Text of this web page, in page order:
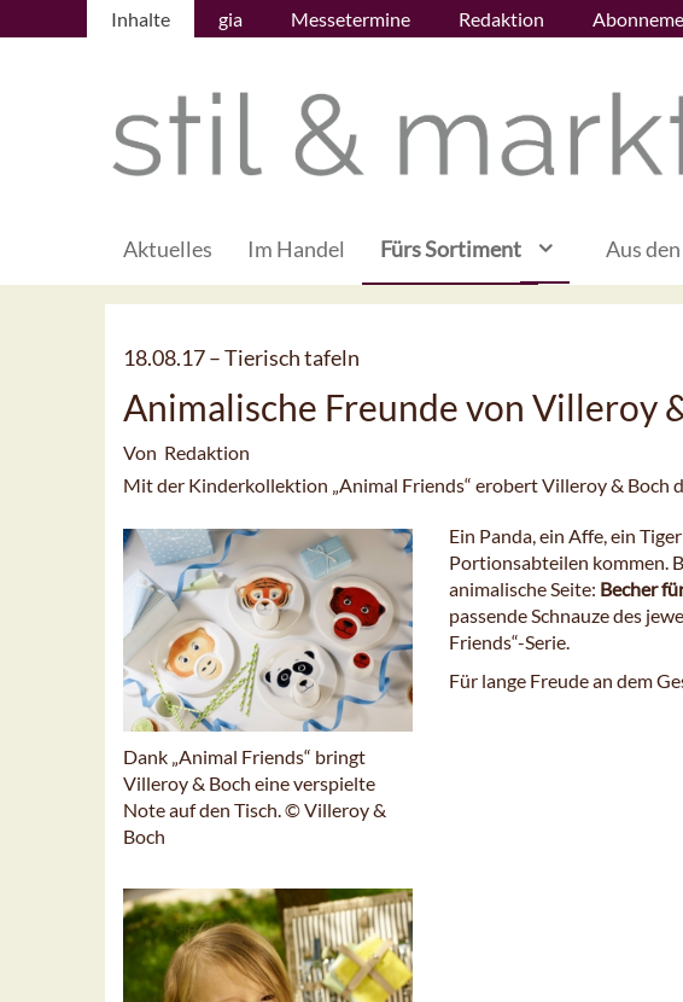
Inhalte gia Messetermine Redaktion
Aktuelles Im Handel Fürs Sortiment Aus
18.08.17 –Tierisch tafeln
Animalische Freunde von Villeroy
Von Redaktion
Mit der Kinderkollektion „Animal Friends“ erobert Villeroy & Boch
Dank „Animal Friends“ bringt
Villeroy & Boch eine verspielte
Note auf den Tisch. © Villeroy &
Boch
Ein Panda, ein Affe, ein
Portionsabteilen kommen.
animalische Seite: Becher
passende Schnauze des
Friends“-Serie.
Für lange Freude an dem